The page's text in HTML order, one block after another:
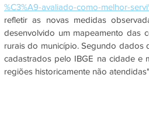
%C3%A9-avaliado-como-melhor-
refletir as novas medidas
desenvolvido um mapeamento das
rurais do município. Segundo dados
cadastrados pelo IBGE na cidade e
regiões historicamente não